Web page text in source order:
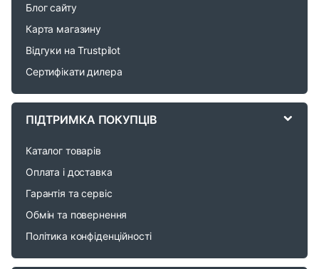
C
Блог сайту
Карта магазину
Відгуки на Trustpilot
Сертифікати дилера
ПІДТРИМКА ПОКУПЦІВ
Каталог товарів
Оплата і доставка
Гарантія та сервіс
Обмін та повернення
Політика конфіденційності